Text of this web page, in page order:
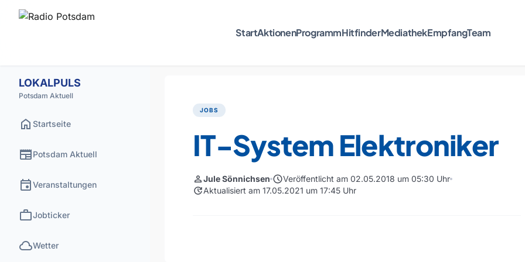
StartAktionenProgrammHitfinderMediathekEmpfangTeam
LOKALPULS
Potsdam Aktuell
home Startseite
newspaperPotsdam Aktuell
eventVeranstaltungen
workJobticker
cloudWetter
JOBS
IT-System Elektroniker
personJule Sönnichsen scheduleVeröffentlicht am 02.05.2018 um 05:30 Uhr
updateAktualisiert am 17.05.2021 um 17:45 Uhr